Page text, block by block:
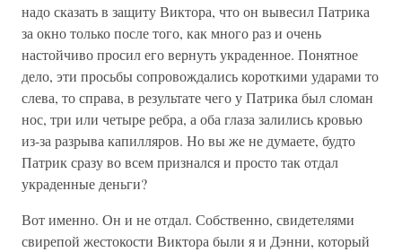
надо сказать в защиту Виктора, что он вывесил Патрика
за окно только после того, как много раз и очень
настойчиво просил его вернуть украденное. Понятное
дело, эти просьбы сопровождались короткими ударами то
слева, то справа, в результате чего у Патрика был сломан
нос, три или четыре ребра, а оба глаза залились кровью
из-за разрыва капилляров. Но вы же не думаете, будто
Патрик сразу во всем признался и просто так отдал
украденные деньги?
Вот именно. Он и не отдал. Собственно, свидетелями
свирепой жестокости Виктора были я и Дэнни, который